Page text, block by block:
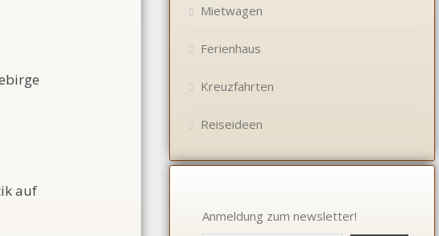
auf
Mietwagen
Ferienhaus
Kreuzfahrten
Reiseideen
Anmeldung zum newsletter!